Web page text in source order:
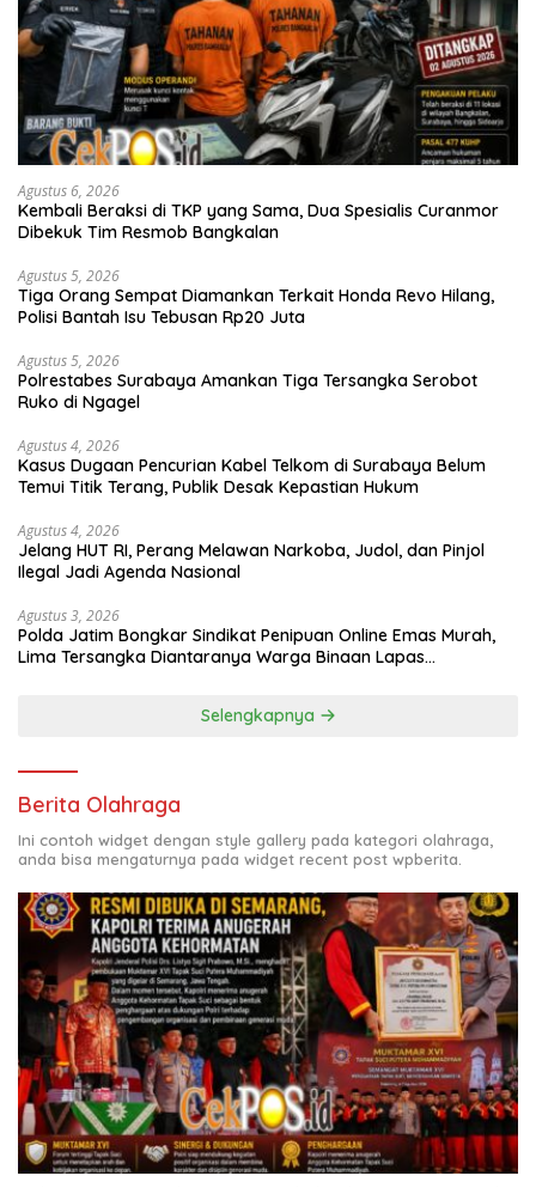
Agustus 6, 2026
Kembali Beraksi di TKP yang Sama, Dua Spesialis Curanmor
Dibekuk Tim Resmob Bangkalan
Agustus 5, 2026
Tiga Orang Sempat Diamankan Terkait Honda Revo Hilang,
Polisi Bantah Isu Tebusan Rp20 Juta
Agustus 5, 2026
Polrestabes Surabaya Amankan Tiga Tersangka Serobot
Ruko di Ngagel
Agustus 4, 2026
Kasus Dugaan Pencurian Kabel Telkom di Surabaya Belum
Temui Titik Terang, Publik Desak Kepastian Hukum
Agustus 4, 2026
Jelang HUT RI, Perang Melawan Narkoba, Judol, dan Pinjol
Ilegal Jadi Agenda Nasional
Agustus 3, 2026
Polda Jatim Bongkar Sindikat Penipuan Online Emas Murah,
Lima Tersangka Diantaranya Warga Binaan Lapas
Selengkapnya
Berita Olahraga
Ini contoh widget dengan style gallery pada kategori olahraga,
anda bisa mengaturnya pada widget recent post wpberita.